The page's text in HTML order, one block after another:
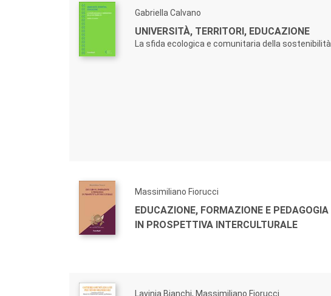
Gabriella Calvano
UNIVERSITÀ, TERRITORI, EDUCAZIONE
La sfida ecologica e comunitaria della sostenibilità
Massimiliano Fiorucci
EDUCAZIONE, FORMAZIONE E PEDAGOGIA
IN PROSPETTIVA INTERCULTURALE
Lavinia Bianchi, Massimiliano Fiorucci